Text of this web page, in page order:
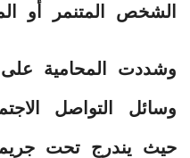
الشخص المتنمر أو
وشددت المحامية
وسائل التواصل
حيث يندرج تحت